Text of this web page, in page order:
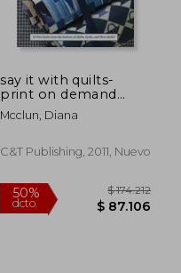
50%
say it with quilts-
print on demand
edition (en Inglés)
Mcclun, Diana
C&t Publishing, 2011, Nuevo